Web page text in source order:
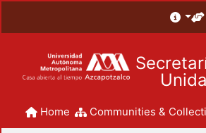
Home Communities &